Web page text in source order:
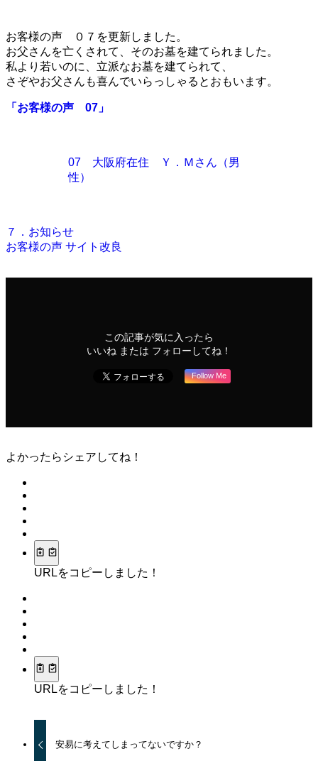
お客様の声 ０７を更新しました。
お父さんを亡くされて、そのお墓を建てられました。
私より若いのに、立派なお墓を建てられて、
さぞやお父さんも喜んでいらっしゃるとおもいます。
「お客様の声 07」
07 大阪府在住 Ｙ．Ｍさん（男
性）
７．お知らせ
お客様の声 サイト改良
この記事が気に入ったら
いいね または フォローしてね！
Follow Me
よかったらシェアしてね！
URLをコピーしました！
URLをコピーしました！
安易に考えてしまってないですか？